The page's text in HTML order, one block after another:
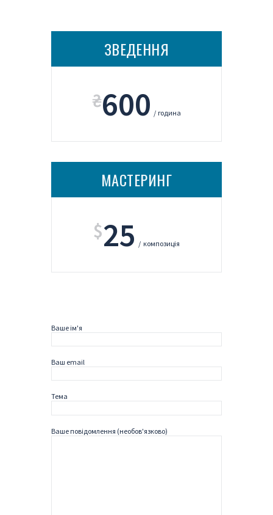
ЗВЕДЕННЯ
₴600 година
МАСТЕРИНГ
$25 композиція
Ваше ім'я
Ваш email
Тема
Ваше повідомлення (необов'язково)